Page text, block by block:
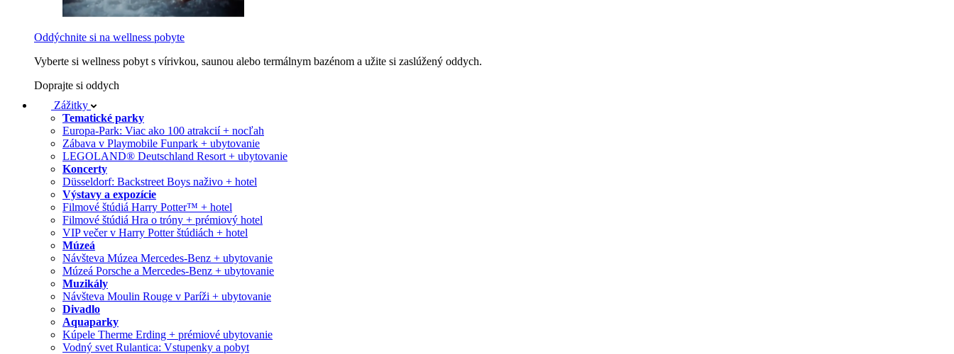
Oddýchnite si na wellness pobyte
Vyberte si wellness pobyt s vírivkou, saunou alebo termálnym bazénom a užite si zaslúžený oddych.
Doprajte si oddych
Zážitky
Tematické parky
Europa-Park: Viac ako 100 atrakcií + nocľah
Zábava v Playmobile Funpark + ubytovanie
LEGOLAND® Deutschland Resort + ubytovanie
Koncerty
Düsseldorf: Backstreet Boys naživo + hotel
Výstavy a expozície
Filmové štúdiá Harry Potter™ + hotel
Filmové štúdiá Hra o tróny + prémiový hotel
VIP večer v Harry Potter štúdiách + hotel
Múzeá
Návšteva Múzea Mercedes-Benz + ubytovanie
Múzeá Porsche a Mercedes-Benz + ubytovanie
Muzikály
Návšteva Moulin Rouge v Paríži + ubytovanie
Divadlo
Aquaparky
Kúpele Therme Erding + prémiové ubytovanie
Vodný svet Rulantica: Vstupenky a pobyt